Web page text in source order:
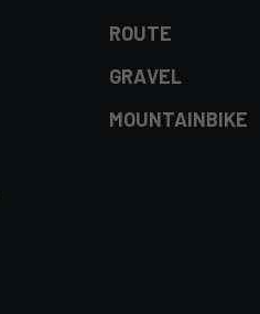
ROUTE
GRAVEL
MOUNTAINBIKE